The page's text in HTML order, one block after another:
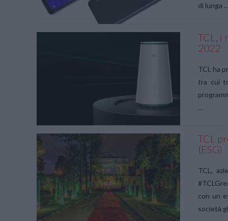
VIEW POST
di lunga …
TCL, i
2022
TCL ha
tra cui
…
TCL
(ESG)
TCL,
con un
società